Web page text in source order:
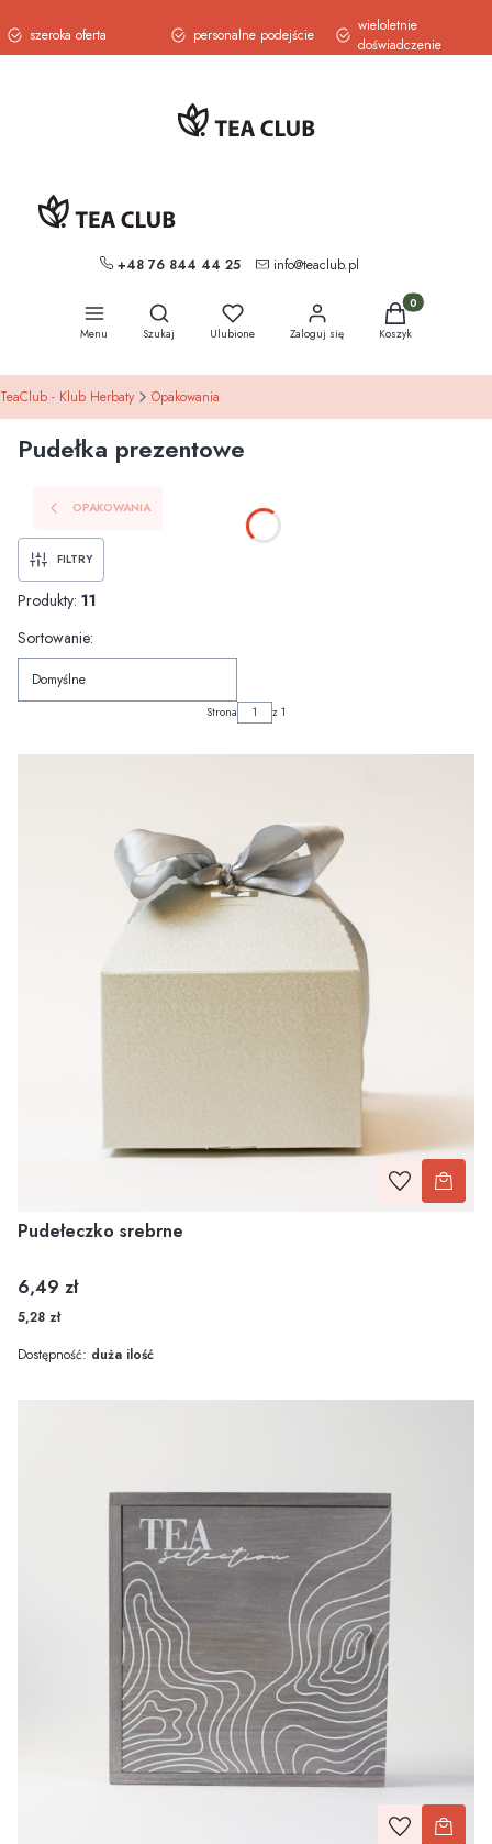
szeroka oferta personalne podejście
wieloletnie
doświadczenie
+48 76 844 44 25 info@teaclub.pl
Menu
Otwórz wyszukiwarkę
Szukaj Ulubione Zaloguj się
Produkty w
Koszyk
TeaClub - Klub Herbaty Opakowania
Pudełka prezentowe
OPAKOWANIA
FILTRY
Produkty: 11
Lista produktów
Sortowanie:
Domyślne
Strona z 1
Pudełeczko srebrne
Cena
6,49 zł
5,28 zł
Dostępność: duża ilość